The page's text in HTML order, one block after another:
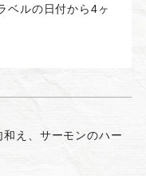
ベルの日付から4ヶ
え、サーモンのハー